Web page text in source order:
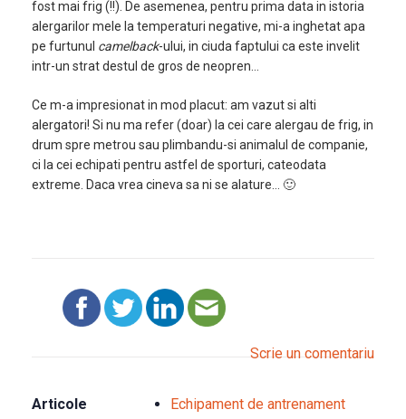
fost mai frig (!!). De asemenea, pentru prima data in istoria
alergarilor mele la temperaturi negative, mi-a inghetat apa
pe furtunul camelback-ului, in ciuda faptului ca este invelit
intr-un strat destul de gros de neopren…
Ce m-a impresionat in mod placut: am vazut si alti
alergatori! Si nu ma refer (doar) la cei care alergau de frig, in
drum spre metrou sau plimbandu-si animalul de companie,
ci la cei echipati pentru astfel de sporturi, cateodata
extreme. Daca vrea cineva sa ni se alature… 🙂
Scrie un comentariu
Articole
Echipament de antrenament